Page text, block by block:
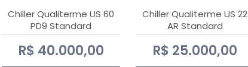
Chiller Qualiterme US 60
PD9 Standard
R$ 40.000,00
Chiller Qualiterme US 22
AR Standard
R$ 25.000,00